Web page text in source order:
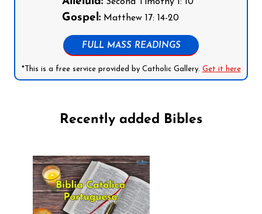
Gospel:Matthew 17: 14-20
FULL MASS READINGS
*This is a free service provided by Catholic Gallery. Get it here
Recently added Bibles